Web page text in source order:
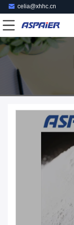
celia@xhhc.cn